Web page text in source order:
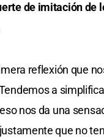
de imitación de
reflexión que
a
nos da una
que no